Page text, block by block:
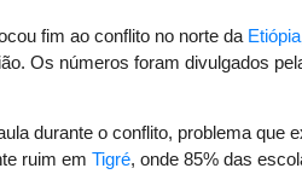
fim ao conflito no norte da Etiópia
Os números foram divulgados
durante o conflito, problema que
ruim em Tigré, onde 85% das